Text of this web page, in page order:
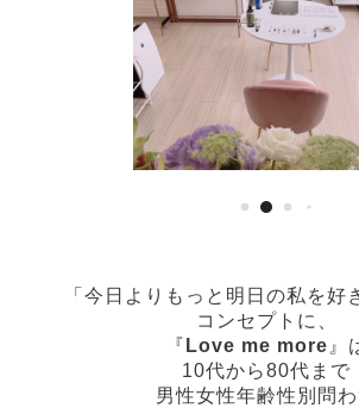
「今日よりもっと明日の私を好
コンセプトに、
『 Love me more 』
10代から80代まで
男性女性年齢性別問